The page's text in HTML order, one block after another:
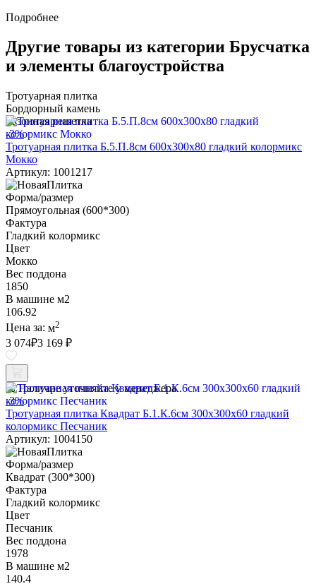
Подробнее
Другие товары из категории Брусчатка
и элементы благоустройства
Тротуарная плитка
Бордюрный камень
Газонная решетка
-3%
Тротуарная плитка Б.5.П.8см 600х300х80 гладкий колормикс
Мокко
Артикул: 1001217
Форма/размер
Прямоугольная (600*300)
Фактура
Гладкий колормикс
Цвет
Мокко
Вес поддона
1850
В машине м2
106.92
Цена за: м2
3 074₽3 169 ₽
Наличие уточняйте у менеджера
-3%
Тротуарная плитка Квадрат Б.1.К.6см 300х300х60 гладкий
колормикс Песчаник
Артикул: 1004150
Форма/размер
Квадрат (300*300)
Фактура
Гладкий колормикс
Цвет
Песчаник
Вес поддона
1978
В машине м2
140.4